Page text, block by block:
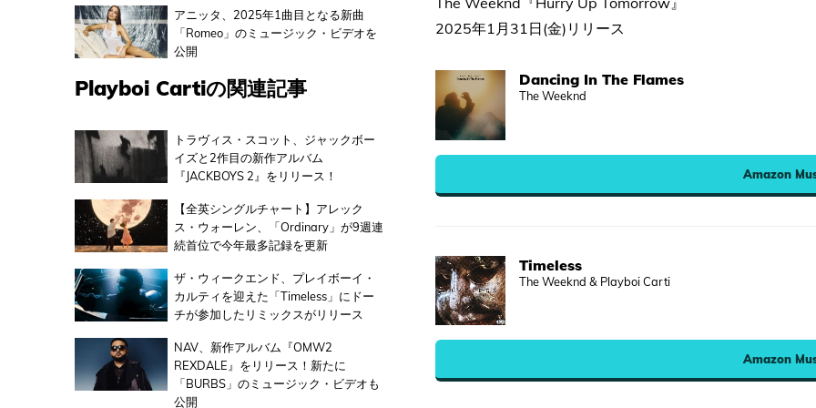
2025年1月31日(金)リリース
Dancing In The Flames
The Weeknd
Amazon
Timeless
The Weeknd & Playboi Carti
Amazon
アニッタ、2025年1曲目となる新曲
「Romeo」のミュージック・ビデオを
公開
Playboi Cartiの関連記事
トラヴィス・スコット、ジャックボー
イズと2作目の新作アルバム
『JACKBOYS 2』をリリース！
【全英シングルチャート】アレック
ス・ウォーレン、「Ordinary」が9週連
続首位で今年最多記録を更新
ザ・ウィークエンド、プレイボーイ・
カルティを迎えた「Timeless」にドー
チが参加したリミックスがリリース
NAV、新作アルバム『OMW2
REXDALE』をリリース！新たに
「BURBS」のミュージック・ビデオも
公開